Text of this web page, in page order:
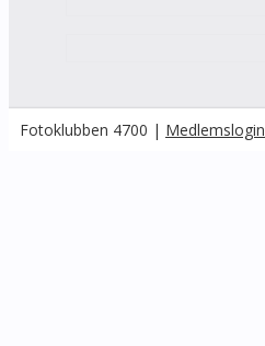
Fotoklubben 4700 | Medlemslogin